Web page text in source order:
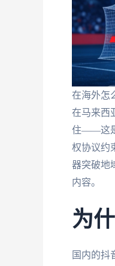
在海外怎
在马来西
住——这是
权协议约
器突破地
内容。
为
国内的抖